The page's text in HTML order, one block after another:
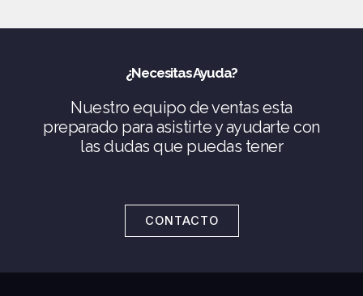
¿Necesitas Ayuda?
Nuestro equipo de ventas esta
preparado para asistirte y ayudarte con
las dudas que puedas tener
CONTACTO